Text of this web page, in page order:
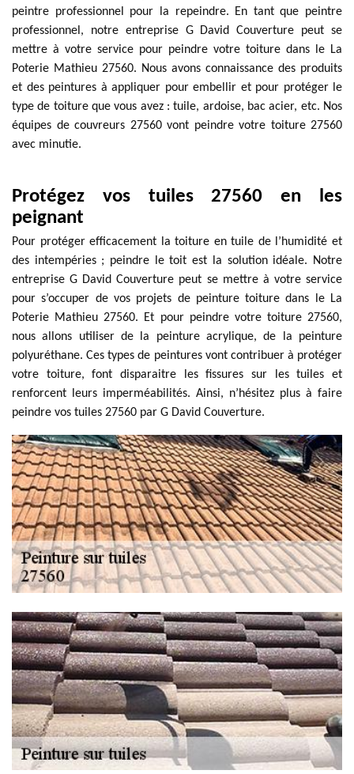
peintre professionnel pour la repeindre. En tant que peintre
professionnel, notre entreprise G David Couverture peut se
mettre à votre service pour peindre votre toiture dans le La
Poterie Mathieu 27560. Nous avons connaissance des produits
et des peintures à appliquer pour embellir et pour protéger le
type de toiture que vous avez : tuile, ardoise, bac acier, etc. Nos
équipes de couvreurs 27560 vont peindre votre toiture 27560
avec minutie.
Protégez vos tuiles 27560 en les
peignant
Pour protéger efficacement la toiture en tuile de l’humidité et
des intempéries ; peindre le toit est la solution idéale. Notre
entreprise G David Couverture peut se mettre à votre service
pour s’occuper de vos projets de peinture toiture dans le La
Poterie Mathieu 27560. Et pour peindre votre toiture 27560,
nous allons utiliser de la peinture acrylique, de la peinture
polyuréthane. Ces types de peintures vont contribuer à protéger
votre toiture, font disparaitre les fissures sur les tuiles et
renforcent leurs imperméabilités. Ainsi, n’hésitez plus à faire
peindre vos tuiles 27560 par G David Couverture.